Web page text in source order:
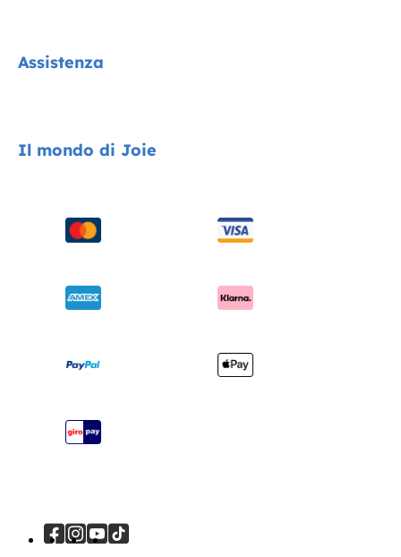
Seggiolini auto
Seggioloni
Lettini e culle
Assistenza
Spedizione e resi
Garanzia
Mappa del sito
Il mondo di Joie
Chi siamo
Riconoscimenti
Registra il tuo prodotto